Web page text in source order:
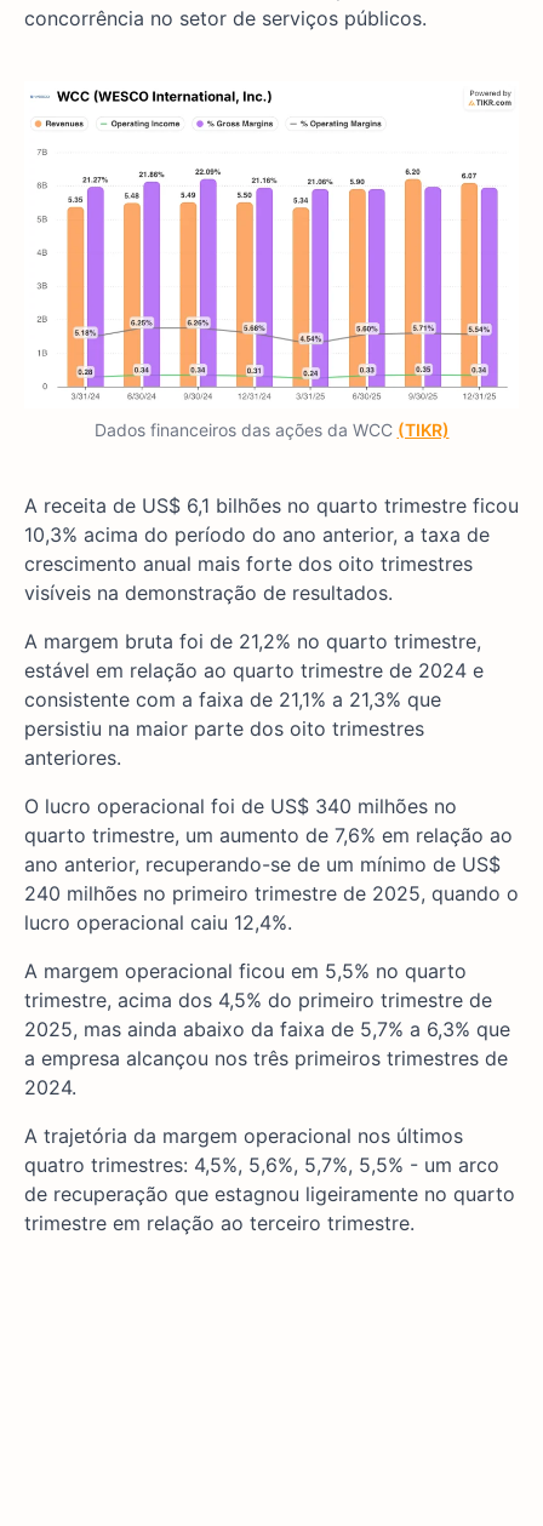
concorrência no setor de serviços públicos.
Dados financeiros das ações da WCC (TIKR)
A receita de US$ 6,1 bilhões no quarto trimestre ficou
10,3% acima do período do ano anterior, a taxa de
crescimento anual mais forte dos oito trimestres
visíveis na demonstração de resultados.
A margem bruta foi de 21,2% no quarto trimestre,
estável em relação ao quarto trimestre de 2024 e
consistente com a faixa de 21,1% a 21,3% que
persistiu na maior parte dos oito trimestres
anteriores.
O lucro operacional foi de US$ 340 milhões no
quarto trimestre, um aumento de 7,6% em relação ao
ano anterior, recuperando-se de um mínimo de US$
240 milhões no primeiro trimestre de 2025, quando o
lucro operacional caiu 12,4%.
A margem operacional ficou em 5,5% no quarto
trimestre, acima dos 4,5% do primeiro trimestre de
2025, mas ainda abaixo da faixa de 5,7% a 6,3% que
a empresa alcançou nos três primeiros trimestres de
2024.
A trajetória da margem operacional nos últimos
quatro trimestres: 4,5%, 5,6%, 5,7%, 5,5% - um arco
de recuperação que estagnou ligeiramente no quarto
trimestre em relação ao terceiro trimestre.